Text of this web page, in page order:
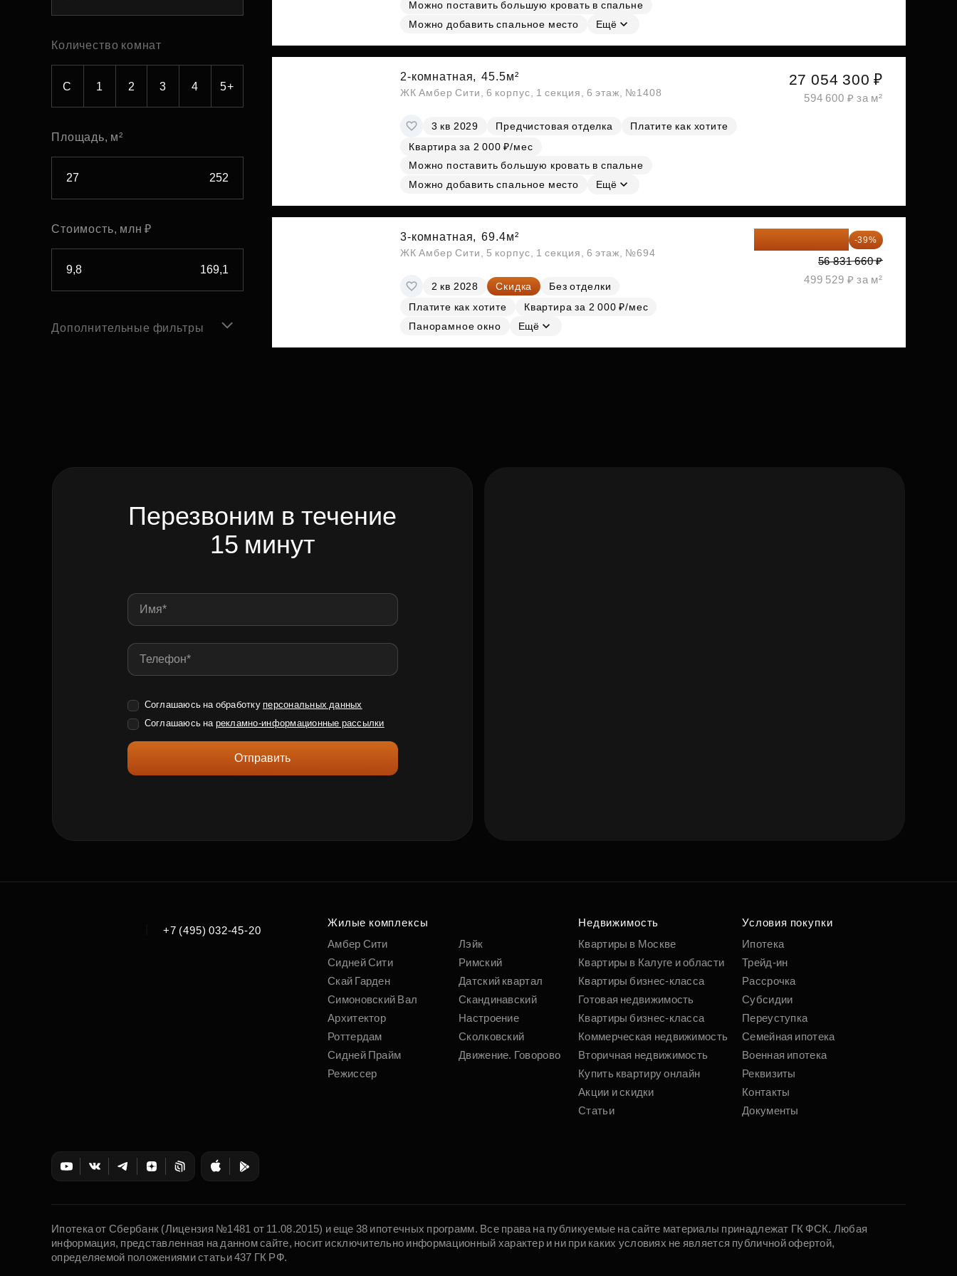
Рефинансирование
Субсидии
Количество комнат
С 1 2 3 4 5+
Площадь, м²
Стоимость, млн ₽
Дополнительные фильтры
Можно поставить большую кровать в спальне
Можно добавить спальное место
Ещё
2-комнатная, 45.5м²
ЖК Амбер Сити, 6 корпус, 1 секция, 6 этаж, №1408
3 кв 2029 Предчистовая отделка
Платите как хотите
Квартира за 2 000 ₽/мес
Можно поставить большую кровать в спальне
Можно добавить спальное место
Ещё
27 054 300 ₽
594 600 ₽ за м²
3-комнатная, 69.4м²
ЖК Амбер Сити, 5 корпус, 1 секция, 6 этаж, №694
2 кв 2028 Скидка
Без отделки
Платите как хотите
Квартира за 2 000 ₽/мес
Панорамное окно
Ещё
-39%
56 831 660 ₽
499 529 ₽ за м²
Перезвоним в течение
15 минут
Соглашаюсь на обработку персональных данных
Соглашаюсь на рекламно-информационные рассылки
Отправить
+7 (495) 032-45-20
Жилые комплексы
Амбер Сити
Сидней Сити
Скай Гарден
Симоновский Вал
Архитектор
Роттердам
Сидней Прайм
Режиссер
Лэйк
Римский
Датский квартал
Скандинавский
Настроение
Сколковский
Движение. Говорово
Недвижимость
Квартиры в Москве
Квартиры в Калуге и области
Квартиры бизнес-класса
Готовая недвижимость
Квартиры бизнес-класса
Коммерческая недвижимость
Вторичная недвижимость
Купить квартиру онлайн
Акции и скидки
Статьи
Условия покупки
Ипотека
Трейд-ин
Рассрочка
Субсидии
Переуступка
Семейная ипотека
Военная ипотека
Реквизиты
Контакты
Документы
Ипотека от Сбербанк (Лицензия №1481 от 11.08.2015) и еще 38 ипотечных программ. Все права на публикуемые на сайте материалы принадлежат ГК ФСК. Любая
информация, представленная на данном сайте, носит исключительно информационный характер и ни при каких условиях не является публичной офертой,
определяемой положениями статьи 437 ГК РФ.